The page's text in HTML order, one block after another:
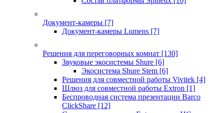
Документ-камеры [7]
Документ-камеры Lumens [7]
Решения для переговорных комнат [130]
Звуковые экосистемы Shure [6]
Экосистема Shure Stem [6]
Решения для совместной работы Vivitek [4]
Шлюз для совместной работы Extron [1]
Беспроводная система презентации Barco
ClickShare [12]